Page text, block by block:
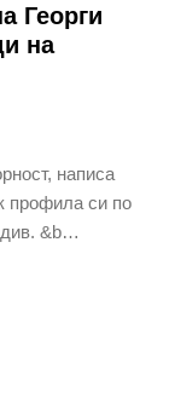
Георги
на
написа
профила си по
&b…